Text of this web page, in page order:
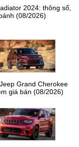
2024: thông số,
(08/2026)
Grand Cherokee
giá bán (08/2026)